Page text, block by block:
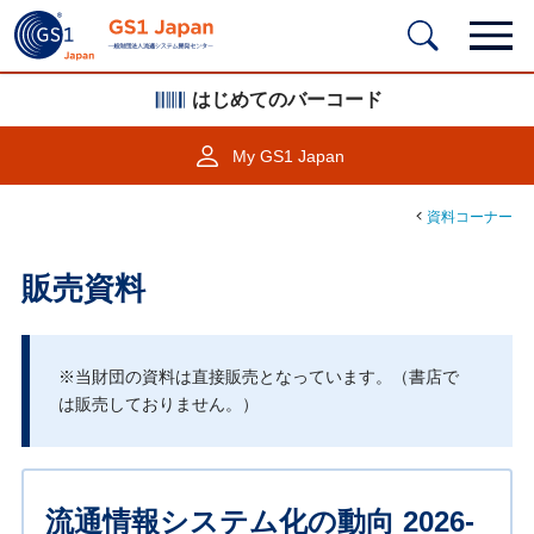
はじめてのバーコード
My GS1 Japan
資料コーナー
販売資料
※当財団の資料は直接販売となっています。（書店で
は販売しておりません。）
流通情報システム化の動向 2026-